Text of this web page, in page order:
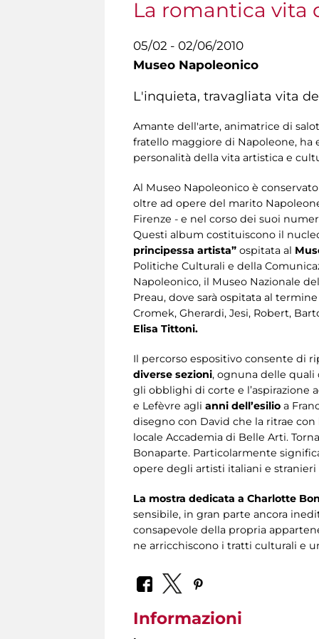
La romantica vita
05/02 - 02/06/2010
Museo Napoleonico
L'inquieta, travagliata vita
Amante dell'arte, animatrice di
fratello maggiore di Napoleone, ha
personalità della vita artistica e
Al Museo Napoleonico è
oltre ad opere del marito
Firenze - e nel corso dei suoi
Questi album costituiscono il
principessa artista” ospitata al
Politiche Culturali e della
Napoleonico, il Museo Nazionale
Preau, dove sarà ospitata al
Cromek, Gherardi, Jesi, Robert,
Elisa Tittoni.
Il percorso espositivo consente di
diverse sezioni, ognuna delle
gli obblighi di corte e l’aspirazione
e Lefèvre agli anni dell’esilio a
disegno con David che la ritrae
locale Accademia di Belle Arti.
Bonaparte. Particolarmente
opere degli artisti italiani e stranieri
La mostra dedicata a Charlotte
sensibile, in gran parte ancora
consapevole della propria
ne arricchiscono i tratti culturali e
Informazioni